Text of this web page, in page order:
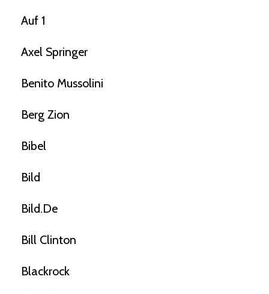
Auf 1
Axel Springer
Benito Mussolini
Berg Zion
Bibel
Bild
Bild.de
Bill Clinton
Blackrock